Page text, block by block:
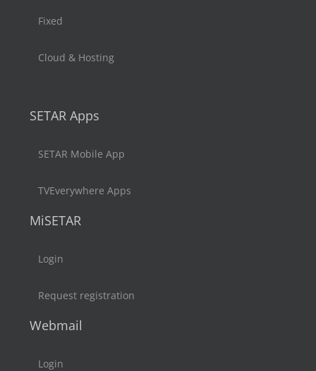
Fixed
Cloud & Hosting
SETAR Apps
SETAR Mobile App
TVEverywhere Apps
MiSETAR
Login
Request registration
Webmail
Login